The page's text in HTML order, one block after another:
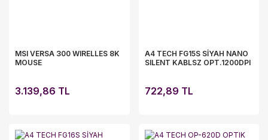
MSI VERSA 300 WIRELLES 8K
MOUSE
3.139,86 TL
A4 TECH FG15S SİYAH NANO
SILENT KABLSZ OPT.1200DPI
722,89 TL